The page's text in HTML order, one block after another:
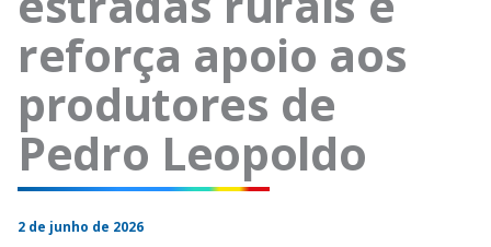
reforça apoio aos
produtores de
Pedro Leopoldo
2 de junho de 2026